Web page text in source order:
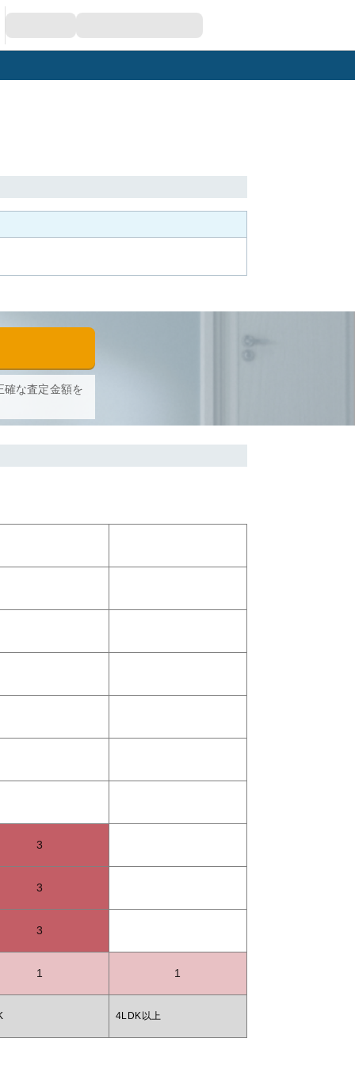
確な査定金額を
3
3
3
1 1
4LDK以上